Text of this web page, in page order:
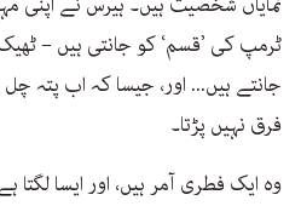
ٹرمپ کی ’قسم‘ کو جانتی ہیں –
جانتے ہیں... اور، جیسا کہ اب پتہ
فرق نہیں پڑتا۔
وہ ایک فطری آمر ہیں، اور ایسا